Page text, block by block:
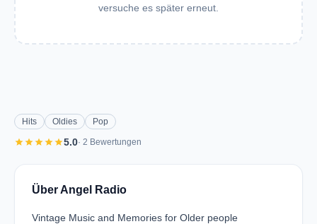
versuche es später erneut.
Hits Oldies Pop
starstarstarstarstar5.0· 2 Bewertungen
Über Angel Radio
Vintage Music and Memories for Older people